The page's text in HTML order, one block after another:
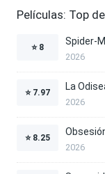
Películas: Top
⭐ 8
Spider-
2026
⭐ 7.97
La
2026
⭐ 8.25
2026